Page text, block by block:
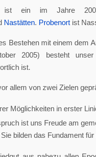
ist ein im Jahre 2002
Nastätten. Probenort ist
Bestehen mit einem dem
2005) besteht
ist.
allem von zwei Zielen
Möglichkeiten in erster
ist uns Freude am
bilden das Fundament